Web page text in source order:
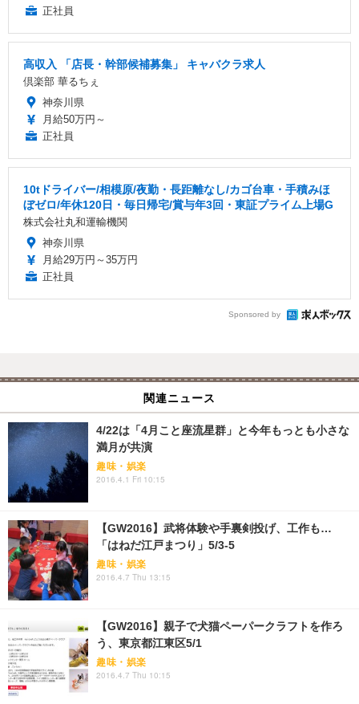
正社員
高収入 「店長・幹部候補募集」 キャバクラ求人
倶楽部 華るちぇ
神奈川県
月給50万円～
正社員
10tドライバー/相模原/夜勤・長距離なし/カゴ台車・手積みほ
ぼゼロ/年休120日・毎日帰宅/賞与年3回・東証プライム上場G
株式会社丸和運輸機関
神奈川県
月給29万円～35万円
正社員
Sponsored by
関連ニュース
4/22は「4月こと座流星群」と今年もっとも小さな
満月が共演
趣味・娯楽
2016.4.1 Fri 10:15
【GW2016】武将体験や手裏剣投げ、工作も…
「はねだ江戸まつり」5/3-5
趣味・娯楽
2016.4.7 Thu 13:15
【GW2016】親子で犬猫ペーパークラフトを作ろ
う、東京都江東区5/1
趣味・娯楽
2016.4.7 Thu 10:15